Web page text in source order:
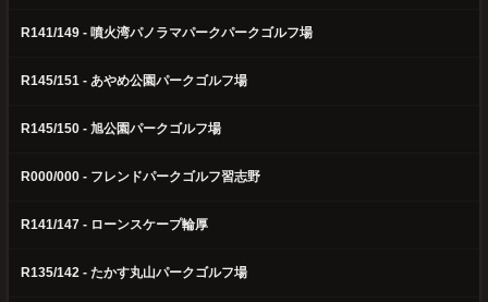
R141/149 - 噴火湾パノラマパークパークゴルフ場
R145/151 - あやめ公園パークゴルフ場
R145/150 - 旭公園パークゴルフ場
R000/000 - フレンドパークゴルフ習志野
R141/147 - ローンスケープ輪厚
R135/142 - たかす丸山パークゴルフ場